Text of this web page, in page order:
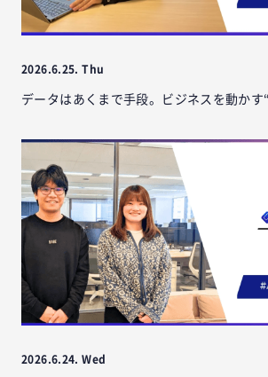
2026.6.25. Thu
データはあくまで手段。ビジネスを動かす
2026.6.24. Wed